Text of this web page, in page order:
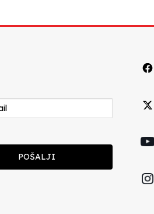
POŠALJI